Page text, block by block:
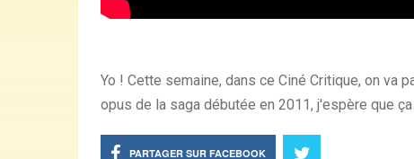
Yo ! Cette semaine, dans ce Ciné Critique, on va
opus de la saga débutée en 2011, j'espère que ça
PARTAGER SUR FACEBOOK